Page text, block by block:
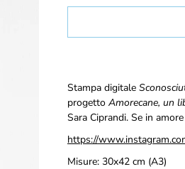
Select
me
when
this
product
is
available:
Stampa digitale
progetto Amorecane, un
Sara Ciprandi. Se in
https://
Misure: 30x42 cm (A3)